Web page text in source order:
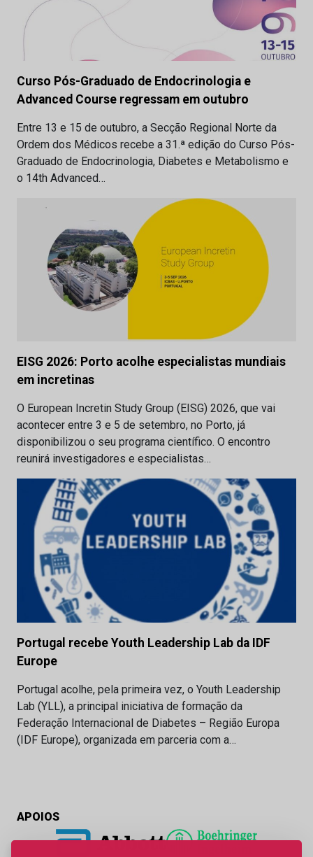
Curso Pós-Graduado de Endocrinologia e
Advanced Course regressam em outubro
Entre 13 e 15 de outubro, a Secção Regional Norte da
Ordem dos Médicos recebe a 31.ª edição do Curso Pós-
Graduado de Endocrinologia, Diabetes e Metabolismo e
o 14th Advanced…
EISG 2026: Porto acolhe especialistas mundiais
em incretinas
O European Incretin Study Group (EISG) 2026, que vai
acontecer entre 3 e 5 de setembro, no Porto, já
disponibilizou o seu programa científico. O encontro
reunirá investigadores e especialistas…
Portugal recebe Youth Leadership Lab da IDF
Europe
Portugal acolhe, pela primeira vez, o Youth Leadership
Lab (YLL), a principal iniciativa de formação da
Federação Internacional de Diabetes – Região Europa
(IDF Europe), organizada em parceria com a…
APOIOS